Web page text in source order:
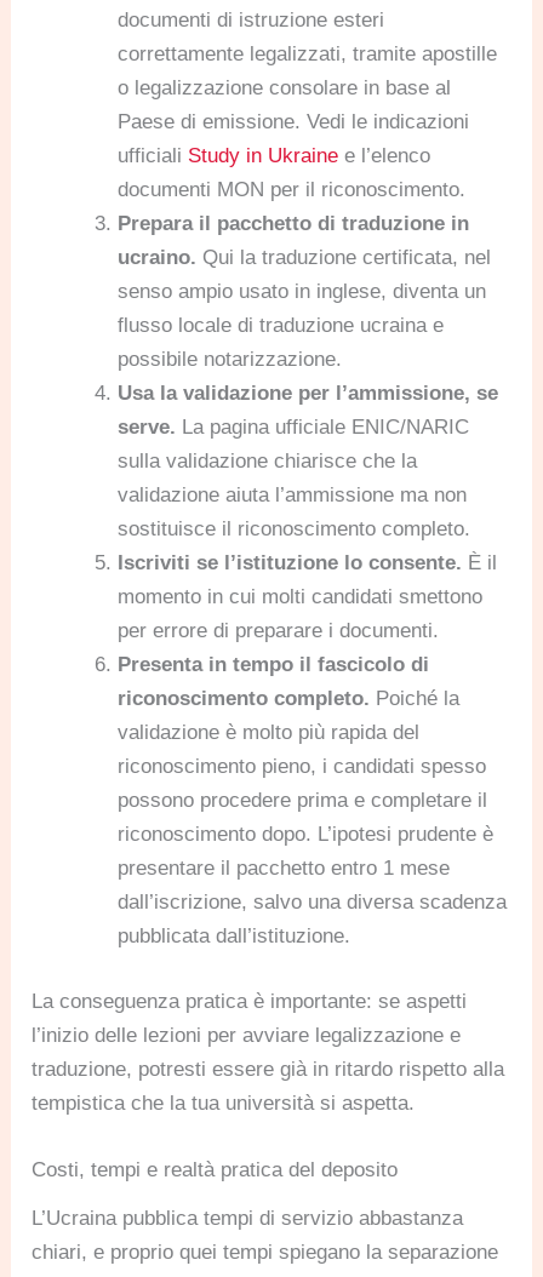
documenti di istruzione esteri
correttamente legalizzati, tramite apostille
o legalizzazione consolare in base al
Paese di emissione. Vedi le indicazioni
ufficiali Study in Ukraine e l’elenco
documenti MON per il riconoscimento.
Prepara il pacchetto di traduzione in
ucraino. Qui la traduzione certificata, nel
senso ampio usato in inglese, diventa un
flusso locale di traduzione ucraina e
possibile notarizzazione.
Usa la validazione per l’ammissione, se
serve. La pagina ufficiale ENIC/NARIC
sulla validazione chiarisce che la
validazione aiuta l’ammissione ma non
sostituisce il riconoscimento completo.
Iscriviti se l’istituzione lo consente. È il
momento in cui molti candidati smettono
per errore di preparare i documenti.
Presenta in tempo il fascicolo di
riconoscimento completo. Poiché la
validazione è molto più rapida del
riconoscimento pieno, i candidati spesso
possono procedere prima e completare il
riconoscimento dopo. L’ipotesi prudente è
presentare il pacchetto entro 1 mese
dall’iscrizione, salvo una diversa scadenza
pubblicata dall’istituzione.
La conseguenza pratica è importante: se aspetti
l’inizio delle lezioni per avviare legalizzazione e
traduzione, potresti essere già in ritardo rispetto alla
tempistica che la tua università si aspetta.
Costi, tempi e realtà pratica del deposito
L’Ucraina pubblica tempi di servizio abbastanza
chiari, e proprio quei tempi spiegano la separazione